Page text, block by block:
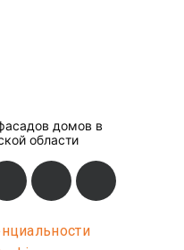
домов в
области